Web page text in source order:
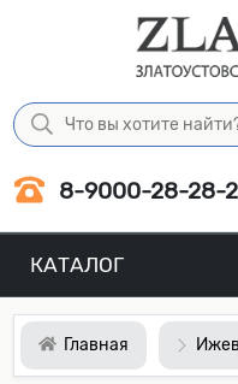
8-9000-28-28-
КАТАЛОГ
Главная